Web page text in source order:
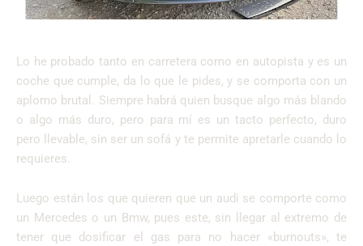
Lo he probado tanto en carretera como en autopista y es un
coche que cumple, da lo que le pides, y se comporta con un
aplomo brutal. Siempre habrá quien busque algo más blando
o algo más duro, pero para mí es un tacto perfecto, duro
pero llevable, sin ser un sofá y te permite apretarle cuando lo
requieres.
Luego están los que quieren que un audi se comporte como
un Mercedes o un Bmw, pues este, sin llegar al extremo de
tener que dosificar el gas para no hacer «burnouts», te